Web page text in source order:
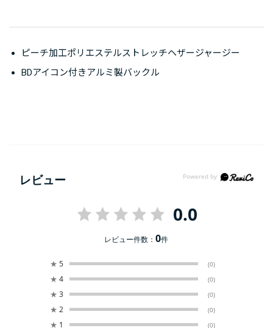
ピーチ加工ポリエステルストレッチヘザージャージー
BDアイコン付きアルミ製バックル
レビュー
0.0
レビュー件数：0件
★ 5 (0)
★ 4 (0)
★ 3 (0)
★ 2 (0)
★ 1 (0)